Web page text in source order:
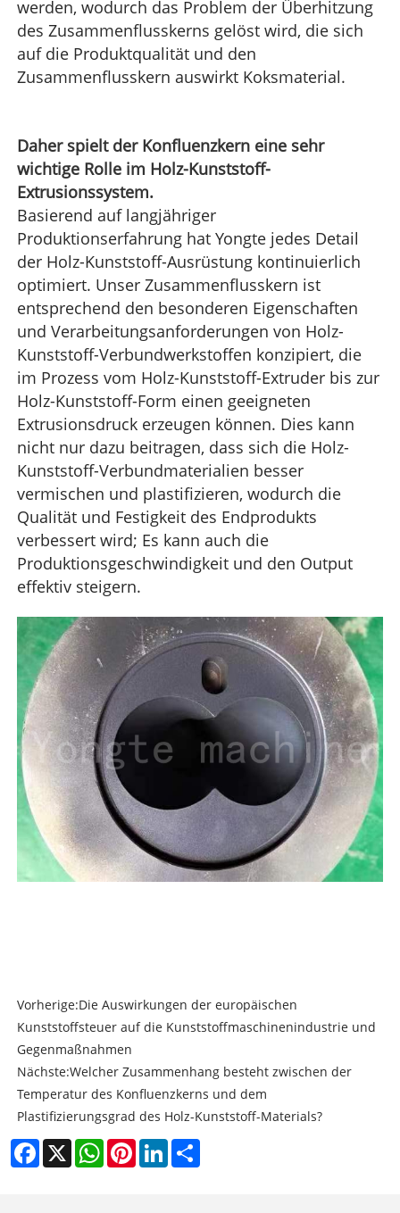
werden, wodurch das Problem der Überhitzung
des Zusammenflusskerns gelöst wird, die sich
auf die Produktqualität und den
Zusammenflusskern auswirkt Koksmaterial.
Daher spielt der Konfluenzkern eine sehr
wichtige Rolle im Holz-Kunststoff-
Extrusionssystem.
Basierend auf langjähriger
Produktionserfahrung hat Yongte jedes Detail
der Holz-Kunststoff-Ausrüstung kontinuierlich
optimiert. Unser Zusammenflusskern ist
entsprechend den besonderen Eigenschaften
und Verarbeitungsanforderungen von Holz-
Kunststoff-Verbundwerkstoffen konzipiert, die
im Prozess vom Holz-Kunststoff-Extruder bis zur
Holz-Kunststoff-Form einen geeigneten
Extrusionsdruck erzeugen können. Dies kann
nicht nur dazu beitragen, dass sich die Holz-
Kunststoff-Verbundmaterialien besser
vermischen und plastifizieren, wodurch die
Qualität und Festigkeit des Endprodukts
verbessert wird; Es kann auch die
Produktionsgeschwindigkeit und den Output
effektiv steigern.
Vorherige:Die Auswirkungen der europäischen
Kunststoffsteuer auf die Kunststoffmaschinenindustrie und
Gegenmaßnahmen
Nächste:Welcher Zusammenhang besteht zwischen der
Temperatur des Konfluenzkerns und dem
Plastifizierungsgrad des Holz-Kunststoff-Materials?
Facebook
X WhatsAppPinterestLinkedIn